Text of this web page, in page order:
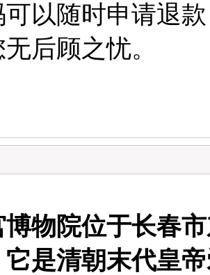
可以随时申请退
后顾之忧。
物院位于长春
是清朝末代皇